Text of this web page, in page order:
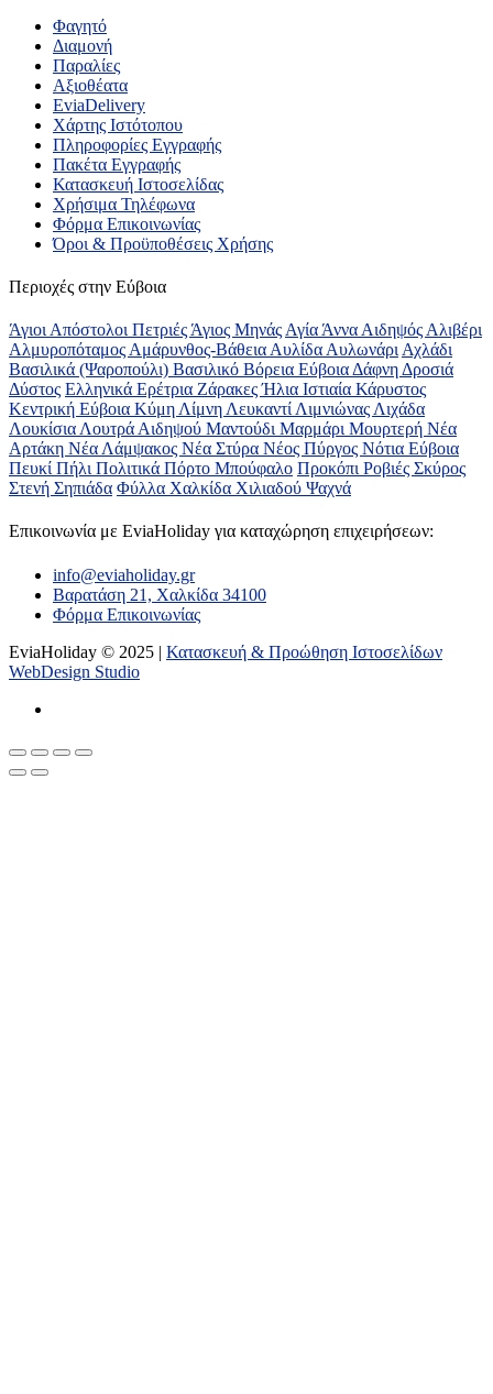
Φαγητό
Διαμονή
Παραλίες
Αξιοθέατα
EviaDelivery
Χάρτης Ιστότοπου
Πληροφορίες Εγγραφής
Πακέτα Εγγραφής
Κατασκευή Ιστοσελίδας
Χρήσιμα Τηλέφωνα
Φόρμα Επικοινωνίας
Όροι & Προϋποθέσεις Xρήσης
Περιοχές στην Εύβοια
Άγιοι Απόστολοι Πετριές Άγιος Μηνάς Αγία Άννα Αιδηψός Αλιβέρι
Αλμυροπόταμος Αμάρυνθος-Βάθεια Αυλίδα Αυλωνάρι Αχλάδι
Βασιλικά (Ψαροπούλι) Βασιλικό Βόρεια Εύβοια Δάφνη Δροσιά
Δύστος Ελληνικά Ερέτρια ΖάρακεςΉλια Ιστιαία Κάρυστος
Κεντρική Εύβοια Κύμη Λίμνη Λευκαντί Λιμνιώνας Λιχάδα
Λουκίσια Λουτρά Αιδηψού Μαντούδι Μαρμάρι Μουρτερή Νέα
Αρτάκη Νέα Λάμψακος Νέα Στύρα Νέος Πύργος Νότια Εύβοια
Πευκί Πήλι Πολιτικά Πόρτο Μπούφαλο Προκόπι Ροβιές Σκύρος
Στενή Σηπιάδα Φύλλα Χαλκίδα Χιλιαδού Ψαχνά
Επικοινωνία με ΕviaHoliday για καταχώρηση επιχειρήσεων:
info@eviaholiday.gr
Βαρατάση 21, Χαλκίδα 34100
Φόρμα Επικοινωνίας
EviaHoliday © 2025 | Κατασκευή & Προώθηση Ιστοσελίδων
WebDesign Studio